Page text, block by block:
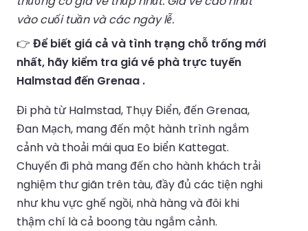
vào cuối tuần và các ngày lễ.
👉 Để biết giá cả và tình trạng chỗ trống mới
nhất, hãy kiểm tra giá vé phà trực tuyến
Halmstad đến Grenaa .
Đi phà từ Halmstad, Thụy Điển, đến Grenaa,
Đan Mạch, mang đến một hành trình ngắm
cảnh và thoải mái qua Eo biển Kattegat.
Chuyến đi phà mang đến cho hành khách trải
nghiệm thư giãn trên tàu, đầy đủ các tiện nghi
như khu vực ghế ngồi, nhà hàng và đôi khi
thậm chí là cả boong tàu ngắm cảnh.